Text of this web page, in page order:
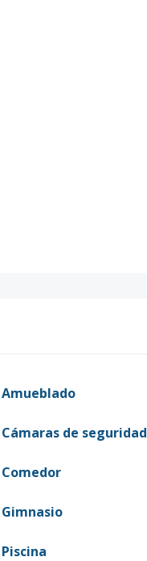
Amueblado
Cámaras de seguridad
Comedor
Gimnasio
Piscina